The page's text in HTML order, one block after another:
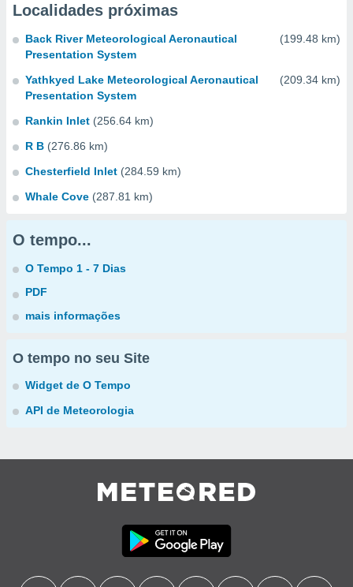
Localidades próximas
Back River Meteorological Aeronautical
Presentation System
(199.48 km)
Yathkyed Lake Meteorological Aeronautical
Presentation System
(209.34 km)
Rankin Inlet (256.64 km)
R B (276.86 km)
Chesterfield Inlet (284.59 km)
Whale Cove (287.81 km)
O tempo...
O Tempo 1 - 7 Dias
PDF
mais informações
O tempo no seu Site
Widget de O Tempo
API de Meteorologia